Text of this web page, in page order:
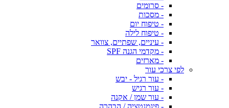
- סרומים
- מסכות
- טיפוח יום
- טיפוח לילה
- עיניים, שפתיים, צוואר
- מקדמי הגנה SPF
- מארזים
לפי צרכי עור
- עור רגיל - יבש
- עור רגיש
- עור שמן / אקנה
- פיגמנטציה / הבהרה